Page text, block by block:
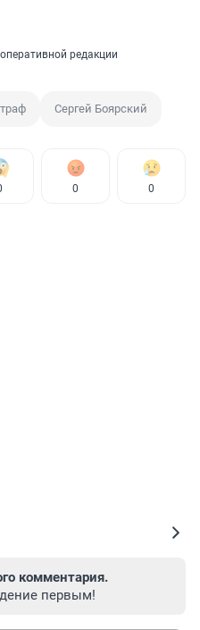
редакции
Сергей Боярский
0 0
комментария.
первым!